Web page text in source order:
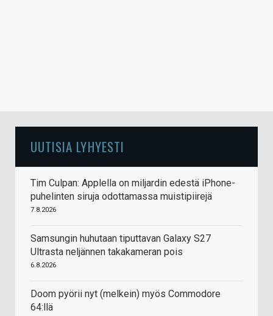
UUTISIA LYHYESTI
Tim Culpan: Applella on miljardin edestä iPhone-
puhelinten siruja odottamassa muistipiirejä
7.8.2026
Samsungin huhutaan tiputtavan Galaxy S27
Ultrasta neljännen takakameran pois
6.8.2026
Doom pyörii nyt (melkein) myös Commodore
64:llä